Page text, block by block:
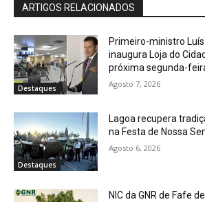
ARTIGOS RELACIONADOS
Destaques
Primeiro-ministro
inaugura Loja do
próxima segunda-
Agosto 7, 2026
Destaques
Lagoa recupera
na Festa de Nossa
Agosto 6, 2026
NIC da GNR de Fafe